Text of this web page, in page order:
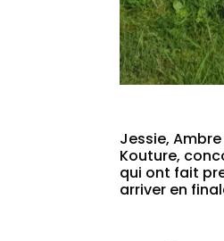
Jessie,
Kouture,
qui ont fait
arriver en